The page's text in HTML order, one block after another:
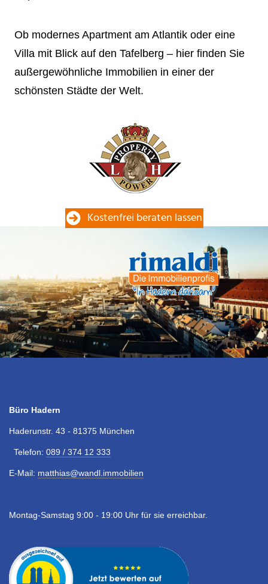
Ob modernes Apartment am Atlantik oder eine
Villa mit Blick auf den Tafelberg – hier finden Sie
außergewöhnliche Immobilien in einer der
schönsten Städte der Welt.
Kostenfrei beraten lassen
Büro Hadern
Haderunstr. 43 - 81375 München
Telefon: 089 / 374 12 333
E-Mail: matthias@wandl.immobilien
Montag-Samstag 9:00 - 19:00 Uhr für sie erreichbar.